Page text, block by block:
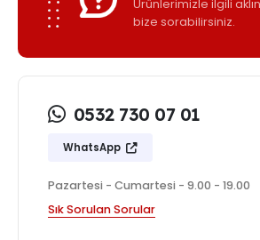
Ürünlerimizle ilgili
bize sorabilirsiniz.
0532 730 07 01
WhatsApp
Pazartesi - Cumartesi - 9.00 - 19.00
Sık Sorulan Sorular